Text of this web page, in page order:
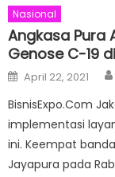
Nasional
Angkasa Pura
Genose C-19
Posted
on
April 22, 2021
BisnisExpo.Com
implementasi
ini. Keempat
Jayapura pada